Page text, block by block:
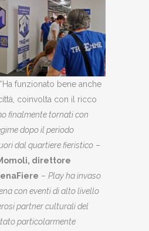
funzionato bene anche
coinvolta con il ricco
finalmente tornati con
dopo il periodo
dal quartiere fieristico –
direttore
– Play ha invaso
con eventi di alto livello
partner culturali del
particolarmente